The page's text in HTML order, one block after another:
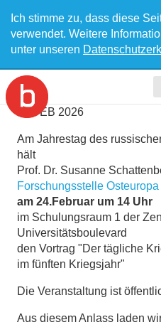
Ich stimme zu, dass diese
verwendet. Weitere
unter unseren
FEB 2026
Am Jahrestag des
hält
Prof. Dr. Susanne
Forschungsstelle Osteuropa
am 24.Februar um 14 Uhr
im Schulungsraum 1 der
Universitätsboulevard
den Vortrag "Der tägliche
im fünften Kriegsjahr"
Die Veranstaltung ist
Aus diesem Anlass laden